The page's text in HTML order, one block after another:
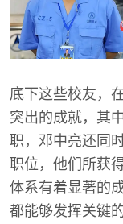
底下这些校友，
突出的成就，其
职，邓中亮还同
职位，他们所获
体系有着显著的
都能够发挥关键